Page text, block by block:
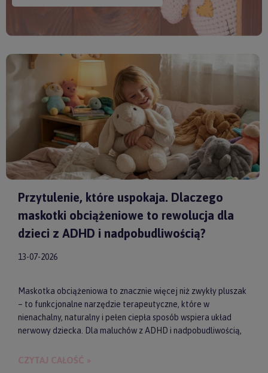
Przytulenie, które uspokaja. Dlaczego
maskotki obciążeniowe to rewolucja dla
dzieci z ADHD i nadpobudliwością?
13-07-2026
Maskotka obciążeniowa to znacznie więcej niż zwykły pluszak
– to funkcjonalne narzędzie terapeutyczne, które w
nienachalny, naturalny i pełen ciepła sposób wspiera układ
nerwowy dziecka. Dla maluchów z ADHD i nadpobudliwością,
dociążony przyjaciel może stać się kluczem do upragnionego
CZYTAJ CAŁOŚĆ »